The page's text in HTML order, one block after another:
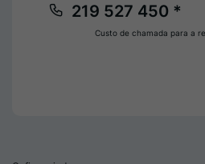
219 527 450 *
Custo de chamada para a